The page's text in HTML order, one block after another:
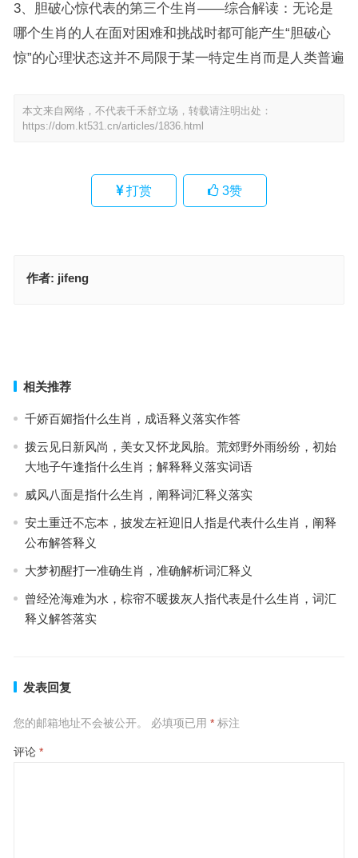
3、胆破心惊代表的第三个生肖——综合解读：无论是
哪个生肖的人在面对困难和挑战时都可能产生“胆破心
惊”的心理状态这并不局限于某一特定生肖而是人类普遍
本文来自网络，不代表千禾舒立场，转载请注明出处：
https://dom.kt531.cn/articles/1836.html
打赏 3赞
作者: jifeng
相关推荐
千娇百媚指什么生肖，成语释义落实作答
拨云见日新风尚，美女又怀龙凤胎。荒郊野外雨纷纷，初始
大地子午逢指什么生肖；解释释义落实词语
威风八面是指什么生肖，阐释词汇释义落实
安土重迁不忘本，披发左衽迎旧人指是代表什么生肖，阐释
公布解答释义
大梦初醒打一准确生肖，准确解析词汇释义
曾经沧海难为水，棕帘不暖拨灰人指代表是什么生肖，词汇
释义解答落实
发表回复
您的邮箱地址不会被公开。 必填项已用 *标注
评论 *